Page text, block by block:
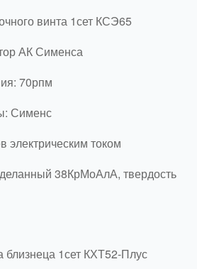
винта 1сет КСЭ65
АК Сименса
70рпм
Сименс
электрическим током
38КрМоАлА, твердость
близнеца 1сет КХТ52-Плус